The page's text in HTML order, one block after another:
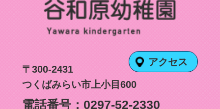
〒300-2431
つくばみらい市上小目600
アクセス
電話番号： 0297-52-2330